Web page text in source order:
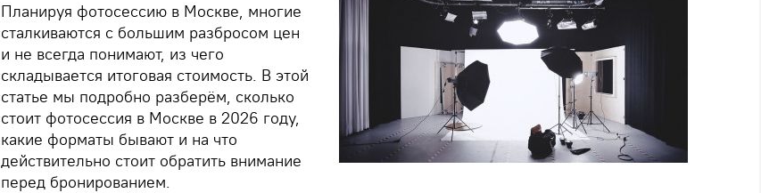
Планируя фотосессию в Москве, многие
сталкиваются с большим разбросом цен
и не всегда понимают, из чего
складывается итоговая стоимость. В этой
статье мы подробно разберём, сколько
стоит фотосессия в Москве в 2026 году,
какие форматы бывают и на что
действительно стоит обратить внимание
перед бронированием.